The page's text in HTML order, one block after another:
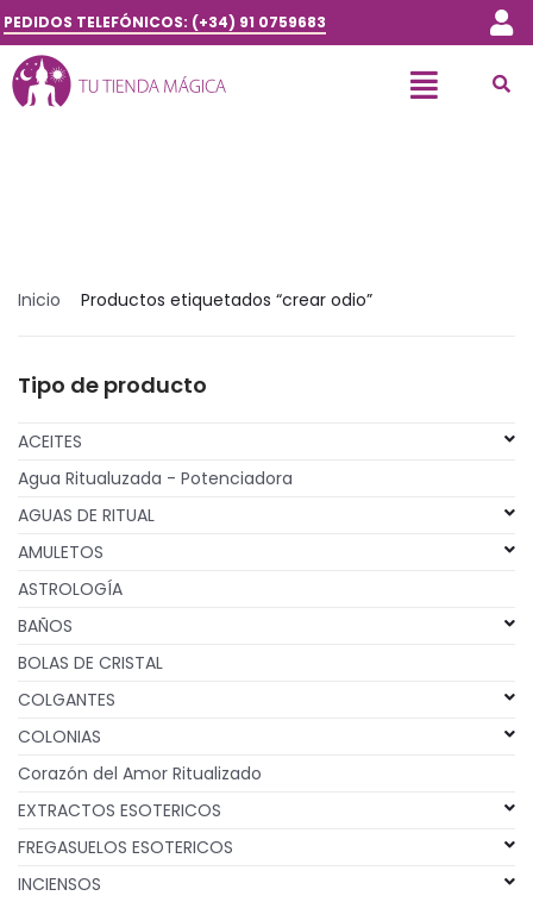
PEDIDOS TELEFÓNICOS: (+34) 91 0759683
Inicio Productos etiquetados “crear odio”
Tipo de producto
ACEITES
Agua Ritualuzada - Potenciadora
AGUAS DE RITUAL
AMULETOS
ASTROLOGÍA
BAÑOS
BOLAS DE CRISTAL
COLGANTES
COLONIAS
Corazón del Amor Ritualizado
EXTRACTOS ESOTERICOS
FREGASUELOS ESOTERICOS
INCIENSOS